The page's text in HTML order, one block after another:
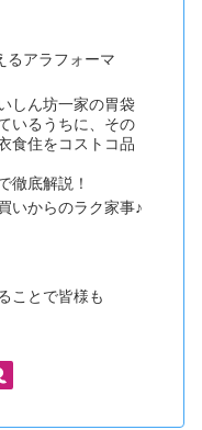
るアラフォーマ
しん坊一家の胃袋
いるうちに、その
食住をコストコ品
徹底解説！
いからのラク家事♪
ことで皆様も